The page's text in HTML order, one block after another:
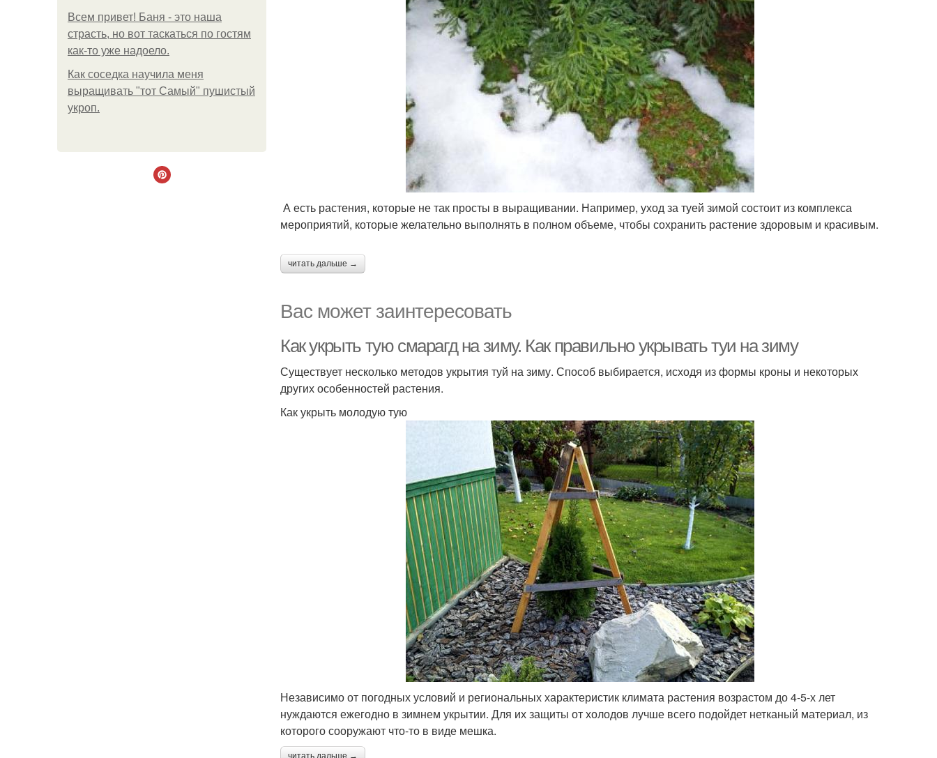
Всем привет! Баня - это наша
страсть, но вот таскаться по гостям
как-то уже надоело.
Как соседка научила меня
выращивать "тот Самый" пушистый
укроп.
А есть растения, которые не так просты в выращивании. Например, уход за туей зимой состоит из комплекса
мероприятий, которые желательно выполнять в полном объеме, чтобы сохранить растение здоровым и красивым.
читать дальше →
Вас может заинтересовать
Как укрыть тую смарагд на зиму. Как правильно укрывать туи на зиму
Существует несколько методов укрытия туй на зиму. Способ выбирается, исходя из формы кроны и некоторых
других особенностей растения.
Как укрыть молодую тую
Независимо от погодных условий и региональных характеристик климата растения возрастом до 4-5-х лет
нуждаются ежегодно в зимнем укрытии. Для их защиты от холодов лучше всего подойдет нетканый материал, из
которого сооружают что-то в виде мешка.
читать дальше →